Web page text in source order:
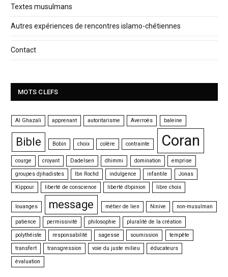
Textes musulmans
Autres expériences de rencontres islamo-chétiennes
Contact
MOTS CLEFS
Al Ghazali apprenant autoritarisme Averroès baleine
Bible Bobin choix colère contrainte Coran
courge croyant Dadelsen dhimmi domination
emprise
groupes djihadistes
Ibn Rochd indulgence infantile
Jonas
Kippour
liberté de conscience liberté d’opinion libre choix
louanges message métier de lien Ninive non-musulman
patience permissivité philosophie
pluralité de la création
polythéiste
responsabilité sagesse soumission
tempête
transfert
transgression voie du juste milieu
éducateurs
évaluation